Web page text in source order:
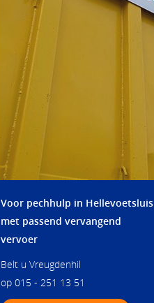
Voor pechhulp in Hellevoetsluis
met passend vervangend
vervoer
Belt u Vreugdenhil
op 015 - 251 13 51